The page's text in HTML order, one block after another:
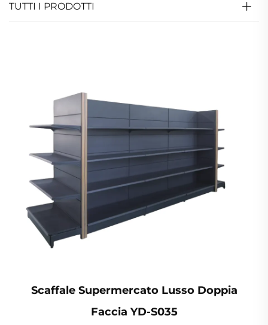
TUTTI I PRODOTTI
Scaffale Supermercato Lusso Doppia
Faccia YD-S035